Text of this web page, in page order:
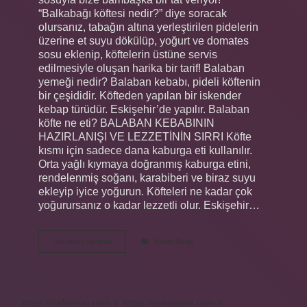
“Balkabağı köftesi nedir?” diye soracak
olursanız, tabağın altına yerleştirilen pidelerin
üzerine et suyu dökülüp, yoğurt ve domates
sosu eklenip, köftelerin üstüne servis
edilmesiyle oluşan harika bir tarif! Balaban
yemeği nedir? Balaban kebabı, pideli köftenin
bir çeşididir. Köfteden yapılan bir iskender
kebap türüdür. Eskişehir’de yapılır. Balaban
köfte ne eti? BALABAN KEBABININ
HAZIRLANIŞI VE LEZZETİNİN SIRRI Köfte
kısmı için sadece dana kaburga eti kullanılır.
Orta yağlı kıymaya doğranmış kaburga etini,
rendelenmiş soğanı, karabiberi ve biraz suyu
ekleyip iyice yoğurun. Köfteleri ne kadar çok
yoğurursanız o kadar lezzetli olur. Eskişehir…
Nedir
Yorum Bırak
https://safderun.com.tr https://sokoglam.com.tr